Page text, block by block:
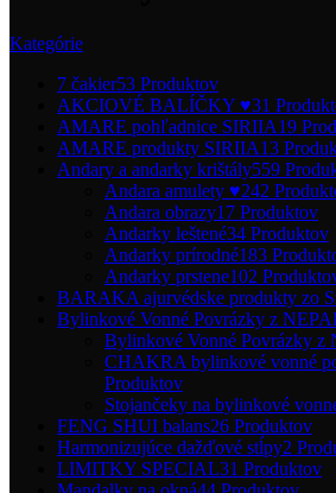
Kategórie
7 čakier53 Produktov
AKCIOVÉ BALÍČKY ♥31
AMARE pohľadnice SIRIIA19
AMARE produkty SIRIIA13
Andary a andarky krištály559
Andara amulety ♥242
Andara obrazy17 Produktov
Andarky leštené34 Produktov
Andarky prírodné183
Andarky prstene102
BARAKA ajurvédske produkty zo
Bylinkové Vonné Povrázky z
Bylinkové Vonné Povrázky z
CHAKRA bylinkové vonné
Produktov
Stojančeky na bylinkové
FENG SHUI balans26 Produktov
Harmonizujúce dažďové stĺpy2
LIMITKY SPECIAL31 Produktov